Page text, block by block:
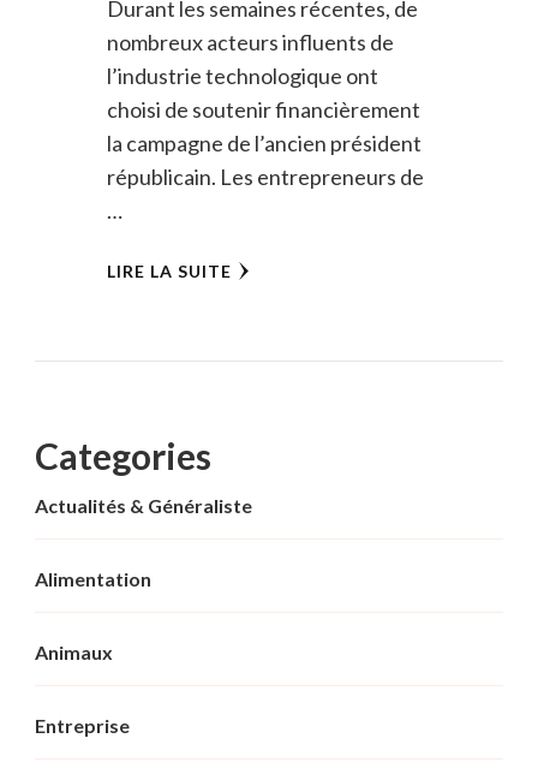
Durant les semaines récentes, de
nombreux acteurs influents de
l’industrie technologique ont
choisi de soutenir financièrement
la campagne de l’ancien président
républicain. Les entrepreneurs de
…
LIRE LA SUITE
Categories
Actualités & Généraliste
Alimentation
Animaux
Entreprise